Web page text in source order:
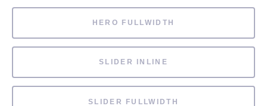
HERO FULLWIDTH
SLIDER INLINE
SLIDER FULLWIDTH